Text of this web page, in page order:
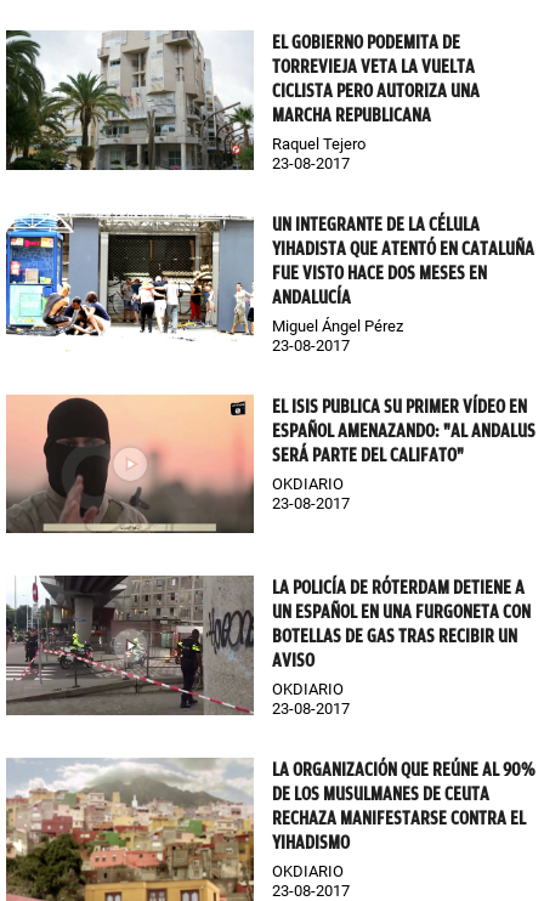
EL GOBIERNO PODEMITA DE
TORREVIEJA VETA LA VUELTA
CICLISTA PERO AUTORIZA UNA
MARCHA REPUBLICANA
Raquel Tejero
23-08-2017
UN INTEGRANTE DE LA CÉLULA
YIHADISTA QUE ATENTÓ EN CATALUÑA
FUE VISTO HACE DOS MESES EN
ANDALUCÍA
Miguel Ángel Pérez
23-08-2017
EL ISIS PUBLICA SU PRIMER VÍDEO EN
ESPAÑOL AMENAZANDO: "AL ANDALUS
SERÁ PARTE DEL CALIFATO"
OKDIARIO
23-08-2017
LA POLICÍA DE RÓTERDAM DETIENE A
UN ESPAÑOL EN UNA FURGONETA CON
BOTELLAS DE GAS TRAS RECIBIR UN
AVISO
OKDIARIO
23-08-2017
LA ORGANIZACIÓN QUE REÚNE AL 90%
DE LOS MUSULMANES DE CEUTA
RECHAZA MANIFESTARSE CONTRA EL
YIHADISMO
OKDIARIO
23-08-2017